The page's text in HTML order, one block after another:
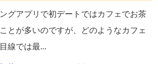
グアプリで初デートではカフェでお茶
とが多いのですが、どのようなカフェ
線では最...